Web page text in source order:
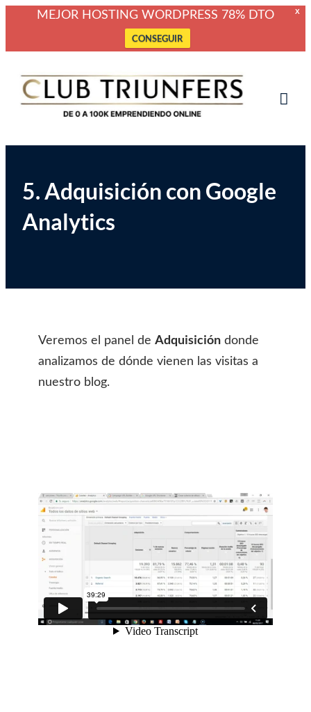
X
MEJOR HOSTING WORDPRESS 78% DTO
CONSEGUIR
contenido
Club Triunfers
5. Adquisición con Google
Analytics
Veremos el panel de Adquisición donde
analizamos de dónde vienen las visitas a
nuestro blog.